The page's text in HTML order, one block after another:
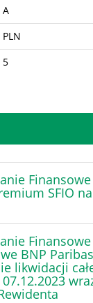
A
PLN
5
SFIO
Finansowe
BNP
likwidacji